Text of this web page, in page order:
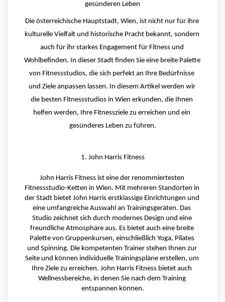
gesünderen Leben
Die österreichische Hauptstadt, Wien, ist nicht nur für ihre
kulturelle Vielfalt und historische Pracht bekannt, sondern
auch für ihr starkes Engagement für Fitness und
Wohlbefinden. In dieser Stadt finden Sie eine breite Palette
von Fitnessstudios, die sich perfekt an Ihre Bedürfnisse
und Ziele anpassen lassen. In diesem Artikel werden wir
die besten Fitnessstudios in Wien erkunden, die Ihnen
helfen werden, Ihre Fitnessziele zu erreichen und ein
gesünderes Leben zu führen.
1. John Harris Fitness
John Harris Fitness ist eine der renommiertesten
Fitnessstudio-Ketten in Wien. Mit mehreren Standorten in
der Stadt bietet John Harris erstklassige Einrichtungen und
eine umfangreiche Auswahl an Trainingsgeräten. Das
Studio zeichnet sich durch modernes Design und eine
freundliche Atmosphäre aus. Es bietet auch eine breite
Palette von Gruppenkursen, einschließlich Yoga, Pilates
und Spinning. Die kompetenten Trainer stehen Ihnen zur
Seite und können individuelle Trainingspläne erstellen, um
Ihre Ziele zu erreichen. John Harris Fitness bietet auch
Wellnessbereiche, in denen Sie nach dem Training
entspannen können.